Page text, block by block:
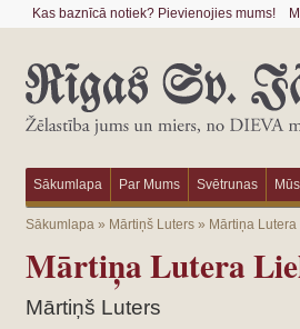
Kas baznīcā notiek? Pievienojies mums!
Sākumlapa Par Mums Svētrunas
Sākumlapa» Mārtiņš Luters» Mārtiņa
Mārtiņa Lutera
Mārtiņš Luters